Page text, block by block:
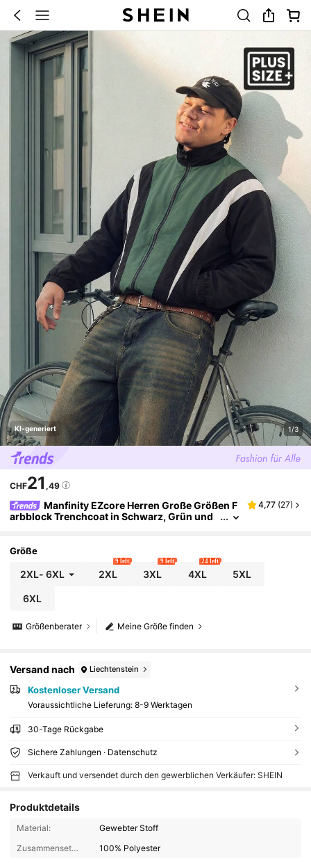
KI-generiert 1/3
CHF21 ,49
Manfinity EZcore Herren Große Größen F
arbblock Trenchcoat in Schwarz, Grün und
4,77 (27)
Größe
2XL- 6XL 2XL
9 left
3XL
9 left
4XL
24 left
5XL
6XL
Meine Größe finden
Größenberater
Versand nach Liechtenstein
Kostenloser Versand
Voraussichtliche Lieferung: 8-9 Werktagen
30-Tage Rückgabe
Sichere Zahlungen · Datenschutz
Verkauft und versendet durch den gewerblichen Verkäufer: SHEIN
Produktdetails
Material:
Gewebter Stoff
Zusammensetzung:
100% Polyester